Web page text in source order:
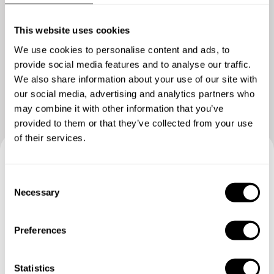
This website uses cookies
We use cookies to personalise content and ads, to
provide social media features and to analyse our traffic.
We also share information about your use of our site with
our social media, advertising and analytics partners who
may combine it with other information that you’ve
provided to them or that they’ve collected from your use
of their services.
Necessary
Preferences
Statistics
Zeig mir mehr
Buchen Sie Ihre Erfahrung mit
Geben Sie die Details Ihrer Wünsche an und der
Küchenchef sendet Ihnen ein individuell auf Sie